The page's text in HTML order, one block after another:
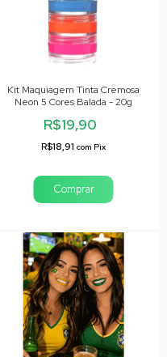
Kit Maquiagem Tinta Cremosa
Neon 5 Cores Balada - 20g
R$19,90
R$18,91com Pix